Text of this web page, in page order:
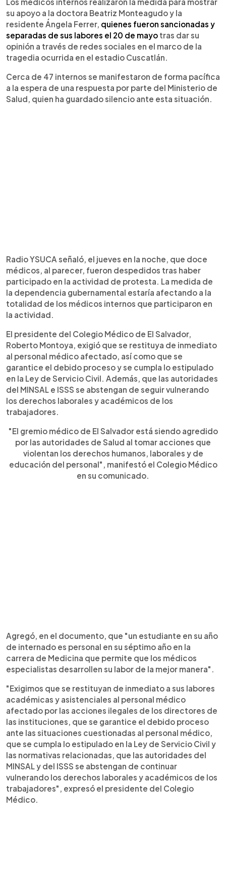
su apoyo a la doctora Beatriz Monteagudo y la
residente Ángela Ferrer, quienes fueron sancionadas y
separadas de sus labores el 20 de mayo tras dar su
opinión a través de redes sociales en el marco de la
tragedia ocurrida en el estadio Cuscatlán.
Cerca de 47 internos se manifestaron de forma pacífica
a la espera de una respuesta por parte del Ministerio de
Salud, quien ha guardado silencio ante esta situación.
Radio YSUCA señaló, el jueves en la noche, que doce
médicos, al parecer, fueron despedidos tras haber
participado en la actividad de protesta. La medida de
la dependencia gubernamental estaría afectando a la
totalidad de los médicos internos que participaron en
la actividad.
El presidente del Colegio Médico de El Salvador,
Roberto Montoya, exigió que se restituya de inmediato
al personal médico afectado, así como que se
garantice el debido proceso y se cumpla lo estipulado
en la Ley de Servicio Civil. Además, que las autoridades
del MINSAL e ISSS se abstengan de seguir vulnerando
los derechos laborales y académicos de los
trabajadores.
"El gremio médico de El Salvador está siendo agredido
por las autoridades de Salud al tomar acciones que
violentan los derechos humanos, laborales y de
educación del personal", manifestó el Colegio Médico
en su comunicado.
Agregó, en el documento, que "un estudiante en su año
de internado es personal en su séptimo año en la
carrera de Medicina que permite que los médicos
especialistas desarrollen su labor de la mejor manera".
"Exigimos que se restituyan de inmediato a sus labores
académicas y asistenciales al personal médico
afectado por las acciones ilegales de los directores de
las instituciones, que se garantice el debido proceso
ante las situaciones cuestionadas al personal médico,
que se cumpla lo estipulado en la Ley de Servicio Civil y
las normativas relacionadas, que las autoridades del
MINSAL y del ISSS se abstengan de continuar
vulnerando los derechos laborales y académicos de los
trabajadores", expresó el presidente del Colegio
Médico.